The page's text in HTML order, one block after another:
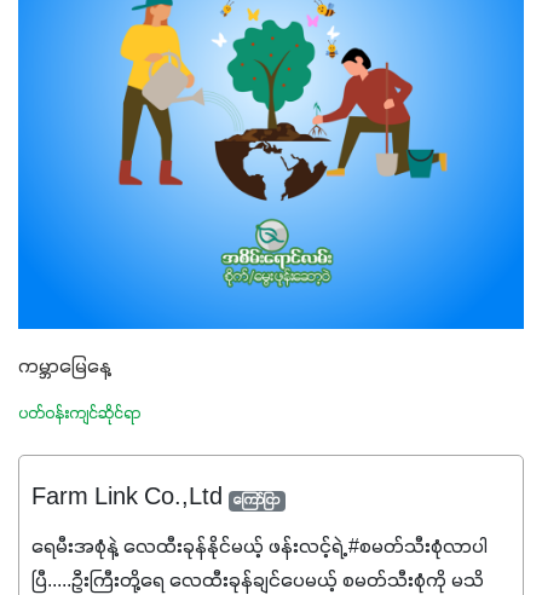
ကမ္ဘာမြေနေ့
ပတ်ဝန်းကျင်ဆိုင်ရာ
Farm Link Co.,Ltd ကြော်ငြာ
ရေမီးအစုံနဲ့ လေထီးခုန်နိုင်မယ့် ဖန်းလင့်ရဲ့ #စမတ်သီးစုံလာပါ
ပြီ.....ဦးကြီးတို့ရေ ‌လေထီးခုန်ချင်ပေမယ့် စမတ်သီးစုံကို မသိ